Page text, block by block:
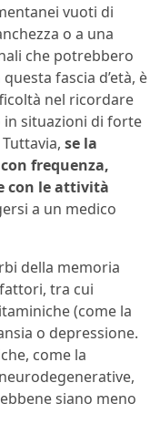
vuoti di
o a una
che potrebbero
fascia d’età, è
nel ricordare
situazioni di forte
se la
frequenza,
con le attività
a un medico
della memoria
tra cui
(come la
o depressione.
come la
siano meno